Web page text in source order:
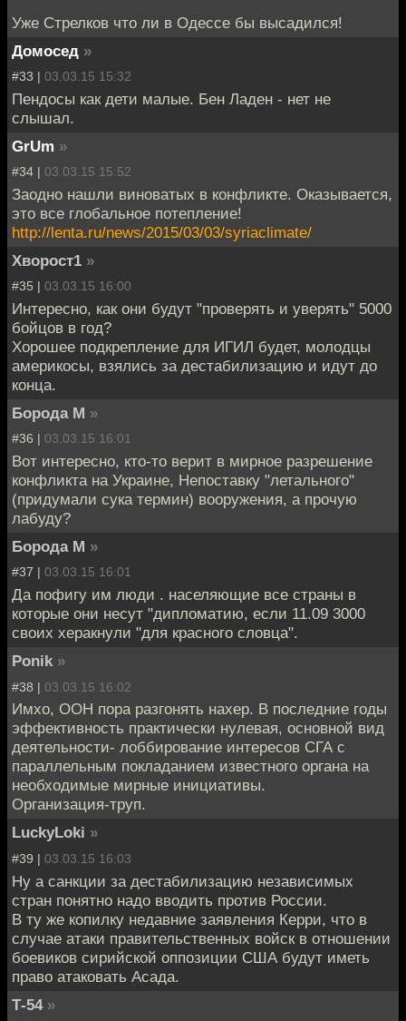
Уже Стрелков что ли в Одессе бы высадился!
Домосед »
#33 | 03.03.15 15:32
Пендосы как дети малые. Бен Ладен - нет не
слышал.
GrUm »
#34 | 03.03.15 15:52
Заодно нашли виноватых в конфликте. Оказывается,
это все глобальное потепление!
http://lenta.ru/news/2015/03/03/syriaclimate/
Хворост1 »
#35 | 03.03.15 16:00
Интересно, как они будут "проверять и уверять" 5000
бойцов в год?
Хорошее подкрепление для ИГИЛ будет, молодцы
америкосы, взялись за дестабилизацию и идут до
конца.
Борода М »
#36 | 03.03.15 16:01
Вот интересно, кто-то верит в мирное разрешение
конфликта на Украине, Непоставку "летального"
(придумали сука термин) вооружения, а прочую
лабуду?
Борода М »
#37 | 03.03.15 16:01
Да пофигу им люди . населяющие все страны в
которые они несут "дипломатию, если 11.09 3000
своих херакнули "для красного словца".
Ponik »
#38 | 03.03.15 16:02
Имхо, ООН пора разгонять нахер. В последние годы
эффективность практически нулевая, основной вид
деятельности- лоббирование интересов СГА с
параллельным покладанием известного органа на
необходимые мирные инициативы.
Организация-труп.
LuckyLoki »
#39 | 03.03.15 16:03
Ну а санкции за дестабилизацию независимых
стран понятно надо вводить против России.
В ту же копилку недавние заявления Керри, что в
случае атаки правительственных войск в отношении
боевиков сирийской оппозиции США будут иметь
право атаковать Асада.
Т-54 »